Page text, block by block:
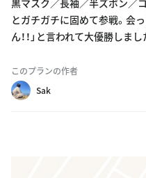
黒マスク／長袖／半ズボン／
とガチガチに固めて参戦。会
ん！！」と言われて大優勝しま
このプランの作者
Sak